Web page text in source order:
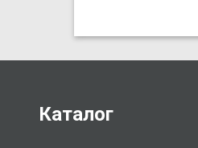
Каталог